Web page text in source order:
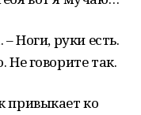
Ноги, руки есть.
Не говорите так.
привыкает ко